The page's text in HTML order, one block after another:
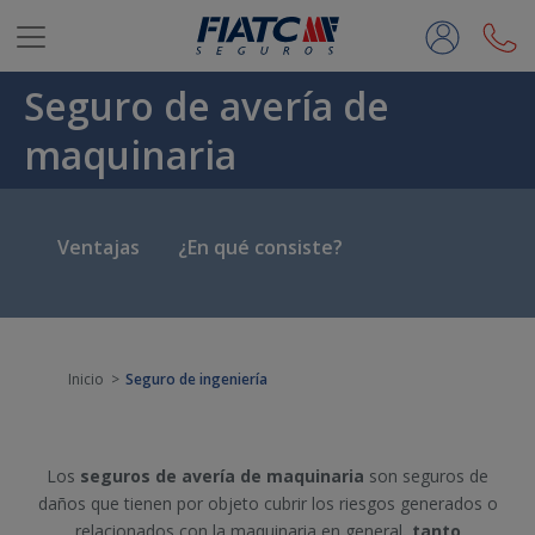
Saltar al contenido principal
Seguro de avería de
maquinaria
Ventajas ¿En qué consiste?
Inicio Seguro de ingeniería
Los seguros de avería de maquinaria son seguros de
daños que tienen por objeto cubrir los riesgos generados o